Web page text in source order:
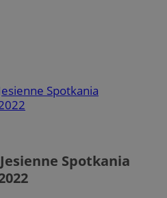
Spotkania
Spotkania